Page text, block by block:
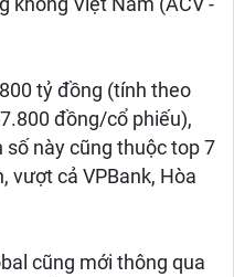
không Việt Nam (ACV -
tỷ đồng (tính theo
đồng/cổ phiếu),
này cũng thuộc top 7
vượt cả VPBank, Hòa
cũng mới thông qua